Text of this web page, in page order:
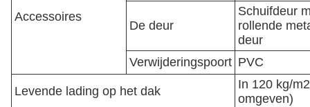
Accessoires
De deur
Schuifdeur
rollende
deur
Verwijderingspoort PVC
Levende lading op het dak
In 120 kg/
omgeven)